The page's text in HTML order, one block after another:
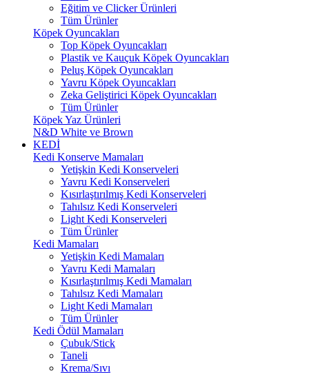
Eğitim ve Clicker Ürünleri
Tüm Ürünler
Köpek Oyuncakları
Top Köpek Oyuncakları
Plastik ve Kauçuk Köpek Oyuncakları
Peluş Köpek Oyuncakları
Yavru Köpek Oyuncakları
Zeka Geliştirici Köpek Oyuncakları
Tüm Ürünler
Köpek Yaz Ürünleri
N&D White ve Brown
KEDİ
Kedi Konserve Mamaları
Yetişkin Kedi Konserveleri
Yavru Kedi Konserveleri
Kısırlaştırılmış Kedi Konserveleri
Tahılsız Kedi Konserveleri
Light Kedi Konserveleri
Tüm Ürünler
Kedi Mamaları
Yetişkin Kedi Mamaları
Yavru Kedi Mamaları
Kısırlaştırılmış Kedi Mamaları
Tahılsız Kedi Mamaları
Light Kedi Mamaları
Tüm Ürünler
Kedi Ödül Mamaları
Çubuk/Stick
Taneli
Krema/Sıvı